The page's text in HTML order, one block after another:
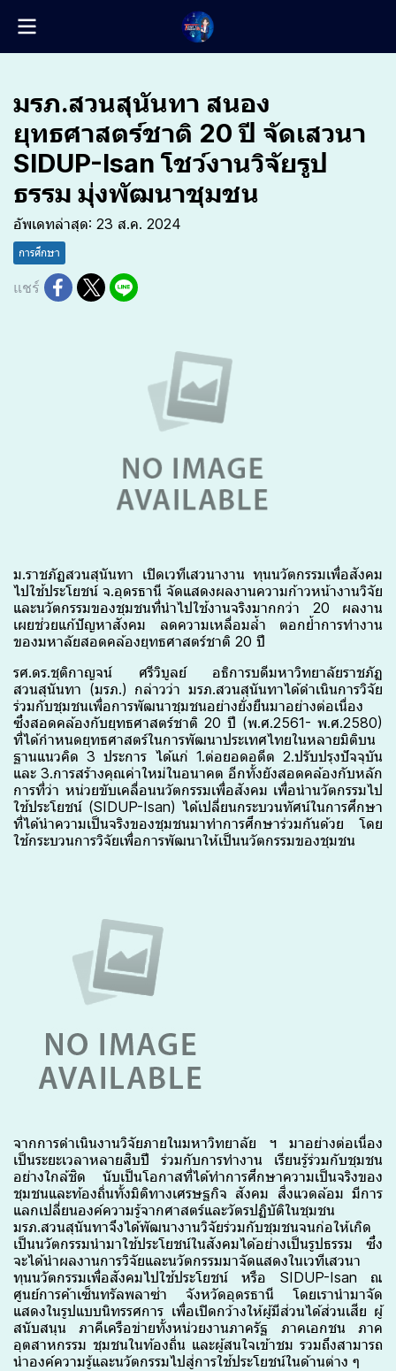
มรภ.สวนสุนันทา สนอง
ยุทธศาสตร์ชาติ 20 ปี จัดเสวนา
SIDUP-Isan โชว์งานวิจัยรูป
ธรรม มุ่งพัฒนาชุมชน
อัพเดทล่าสุด: 23 ส.ค. 2024
การศึกษา
แชร์
ม.ราชภัฏสวนสุนันทา เปิดเวทีเสวนางาน ทุนนวัตกรรมเพื่อสังคม
ไปใช้ประโยชน์ จ.อุดรธานี จัดแสดงผลงานความก้าวหน้างานวิจัย
และนวัตกรรมของชุมชนที่นำไปใช้งานจริงมากกว่า 20 ผลงาน
เผยช่วยแก้ปัญหาสังคม ลดความเหลื่อมล้ำ ตอกย้ำการทำงาน
ของมหาลัยสอดคล้องยุทธศาสตร์ชาติ 20 ปี
รศ.ดร.ชุติกาญจน์ ศรีวิบูลย์ อธิการบดีมหาวิทยาลัยราชภัฏ
สวนสุนันทา (มรภ.) กล่าวว่า มรภ.สวนสุนันทาได้ดำเนินการวิจัย
ร่วมกับชุมชนเพื่อการพัฒนาชุมชนอย่างยั่งยืนมาอย่างต่อเนื่อง
ซึ่งสอดคล้องกับยุทธศาสตร์ชาติ 20 ปี (พ.ศ.2561- พ.ศ.2580)
ที่ได้กำหนดยุทธศาสตร์ในการพัฒนาประเทศไทยในหลายมิติบน
ฐานแนวคิด 3 ประการ ได้แก่ 1.ต่อยอดอดีต 2.ปรับปรุงปัจจุบัน
และ 3.การสร้างคุณค่าใหม่ในอนาคต อีกทั้งยังสอดคล้องกับหลัก
การที่ว่า หน่วยขับเคลื่อนนวัตกรรมเพื่อสังคม เพื่อนำนวัตกรรมไป
ใช้ประโยชน์ (SIDUP-Isan) ได้เปลี่ยนกระบวนทัศน์ในการศึกษา
ที่ได้นำความเป็นจริงของชุมชนมาทำการศึกษาร่วมกันด้วย โดย
ใช้กระบวนการวิจัยเพื่อการพัฒนาให้เป็นนวัตกรรมของชุมชน
จากการดำเนินงานวิจัยภายในมหาวิทยาลัย ฯ มาอย่างต่อเนื่อง
เป็นระยะเวลาหลายสิบปี ร่วมกับการทำงาน เรียนรู้ร่วมกับชุมชน
อย่างใกล้ชิด นับเป็นโอกาสที่ได้ทำการศึกษาความเป็นจริงของ
ชุมชนและท้องถิ่นทั้งมิติทางเศรษฐกิจ สังคม สิ่งแวดล้อม มีการ
แลกเปลี่ยนองค์ความรู้จากศาสตร์และวัตรปฏิบัติในชุมชน
มรภ.สวนสุนันทาจึงได้พัฒนางานวิจัยร่วมกับชุมชนจนก่อให้เกิด
เป็นนวัตกรรมนำมาใช้ประโยชน์ในสังคมได้อย่างเป็นรูปธรรม ซึ่ง
จะได้นำผลงานการวิจัยและนวัตกรรมมาจัดแสดงในเวทีเสวนา
ทุนนวัตกรรมเพื่อสังคมไปใช้ประโยชน์ หรือ SIDUP-Isan ณ
ศูนย์การค้าเซ็นทรัลพลาซ่า จังหวัดอุดรธานี โดยเรานำมาจัด
แสดงในรูปแบบนิทรรศการ เพื่อเปิดกว้างให้ผู้มีส่วนได้ส่วนเสีย ผู้
สนับสนุน ภาคีเครือข่ายทั้งหน่วยงานภาครัฐ ภาคเอกชน ภาค
อุตสาหกรรม ชุมชนในท้องถิ่น และผู้สนใจเข้าชม รวมถึงสามารถ
นำองค์ความรู้และนวัตกรรมไปสู่การใช้ประโยชน์ในด้านต่าง ๆ